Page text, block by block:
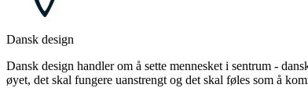
Dansk design
Dansk design handler om å sette mennesket i sentrum -
øyet, det skal fungere uanstrengt og det skal føles som å